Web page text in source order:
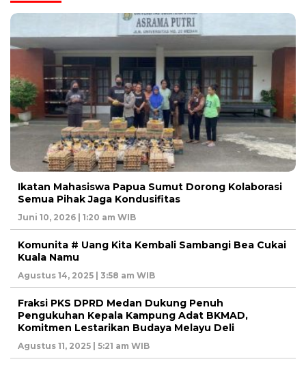
Ikatan Mahasiswa Papua Sumut Dorong Kolaborasi
Semua Pihak Jaga Kondusifitas
Juni 10, 2026 | 1:20 am WIB
Komunita # Uang Kita Kembali Sambangi Bea Cukai
Kuala Namu
Agustus 14, 2025 | 3:58 am WIB
Fraksi PKS DPRD Medan Dukung Penuh
Pengukuhan Kepala Kampung Adat BKMAD,
Komitmen Lestarikan Budaya Melayu Deli
Agustus 11, 2025 | 5:21 am WIB